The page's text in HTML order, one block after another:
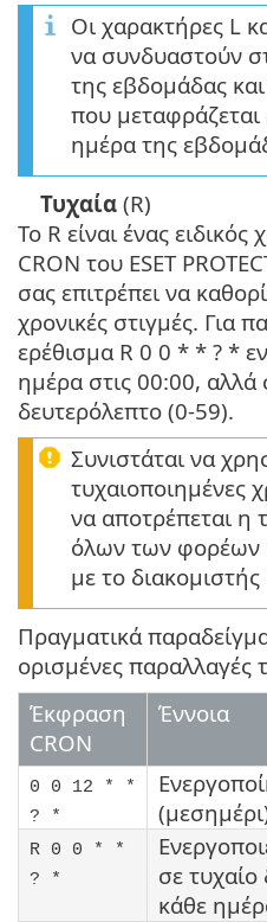
Οι χαρακτήρες L
να συνδυαστούν
της εβδομάδας
που μεταφράζεται
ημέρα της
Τυχαία (R)
Το R είναι ένας
CRON του ESET
σας επιτρέπει να
χρονικές στιγμές. Για
ερέθισμα R 0 0 * * ? *
ημέρα στις 00:00, αλλά
δευτερόλεπτο (0-59).
Συνιστάται να
τυχαιοποιημένες
να αποτρέπεται η
όλων των φορέων
με το διακομιστής
Πραγματικά
ορισμένες παραλλαγές
Έκφραση
CRON
Έννοια
0 0 12 * *
? *
R 0 0 * *
? *
σε
κάθε